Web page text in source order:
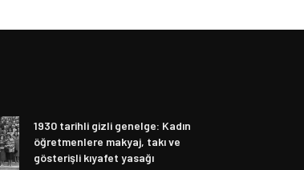
1930 tarihli gizli genelge: Kadın
öğretmenlere makyaj, takı ve
gösterişli kıyafet yasağı